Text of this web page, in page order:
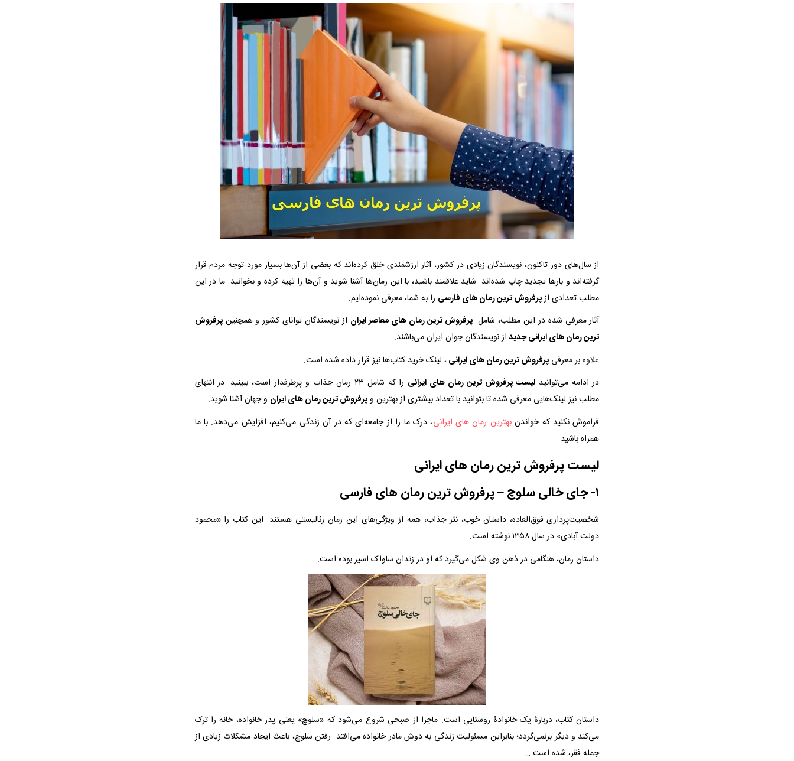
از سال‌های دور تاکنون، نویسندگان زیادی در کشور، آثار ارزشمندی خلق کرده‌اند که بعضی از آن‌ها بسیار مورد توجه مردم قرار
گرفته‌اند و بارها تجدید چاپ شده‌اند. شاید علاقمند باشید، با این رمان‌ها آشنا شوید و آن‌ها را تهیه کرده و بخوانید. ما در این
مطلب تعدادی ازپرفروش ترین رمان های فارسی را به شما، معرفی نموده‌ایم.
آثار معرفی شده در این مطلب، شامل:پرفروش ترین رمان های معاصر ایران از نویسندگان توانای کشور و همچنینپرفروش
ترین رمان های ایرانی جدیداز نویسندگان جوان ایران می‌باشند.
علاوه بر معرفی پرفروش ترین رمان های ایرانی، لینک خرید کتاب‌ها نیز قرار داده شده است.
در ادامه می‌توانیدلیست پرفروش ترین رمان های ایرانی
را که شامل ۲۳ رمان جذاب و پرطرفدار است، ببینید. در انتهای
مطلب نیز لینک‌هایی معرفی شده تا بتوانید با تعداد بیشتری از بهترین وپرفروش ترین رمان های ایران و جهان آشنا شوید.
فراموش نکنید که خواندنبهترین رمان‌ های ایرانی، درک ما را از جامعه‌ای که در آن زندگی می‌کنیم، افزایش می‌دهد. با ما
همراه باشید.
لیست پرفروش ترین رمان های ایرانی
۱- جای خالی سلوچ – پرفروش ترین رمان های فارسی
شخصیت‌پردازی فوق‌العاده، داستان خوب، نثر جذاب، همه از ویژگی‌های این رمان رئالیستی هستند. این کتاب را «محمود
دولت آبادی» در سال ۱۳۵۸ نوشته است.
داستان رمان، هنگامی در ذهن وی شکل می‌گیرد که او در زندان ساواک اسیر بوده است.
داستان کتاب، دربارۀ یک خانوادۀ روستایی است. ماجرا از صبحی شروع می‌شود که «سلوچ» یعنی پدر خانواده، خانه را ترک
می‌کند و دیگر برنمی‌گردد؛ بنابراین مسئولیت زندگی به دوش مادر خانواده می‌افتد. رفتن سلوچ، باعث ایجاد مشکلات زیادی از
جمله فقر، شده است …